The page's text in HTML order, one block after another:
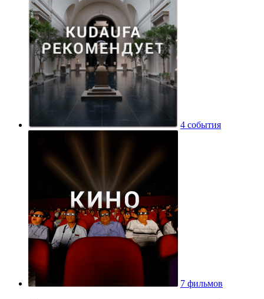
4 события
7 фильмов